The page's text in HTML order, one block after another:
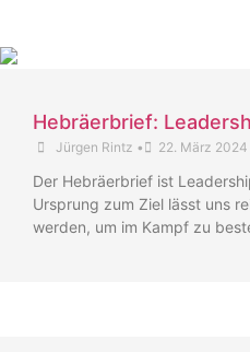
Hebräerbrief:
Jürgen Rintz • 22. März 2024
Der Hebräerbrief ist
Ursprung zum Ziel lässt uns
werden, um im Kampf zu